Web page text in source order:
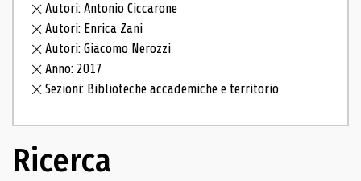
Autori: Antonio Ciccarone
Autori: Enrica Zani
Autori: Giacomo Nerozzi
Anno: 2017
Sezioni: Biblioteche accademiche e territorio
Ricerca